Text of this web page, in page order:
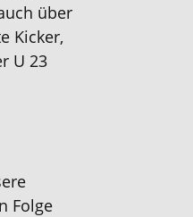
über
Kicker,
U 23
Folge